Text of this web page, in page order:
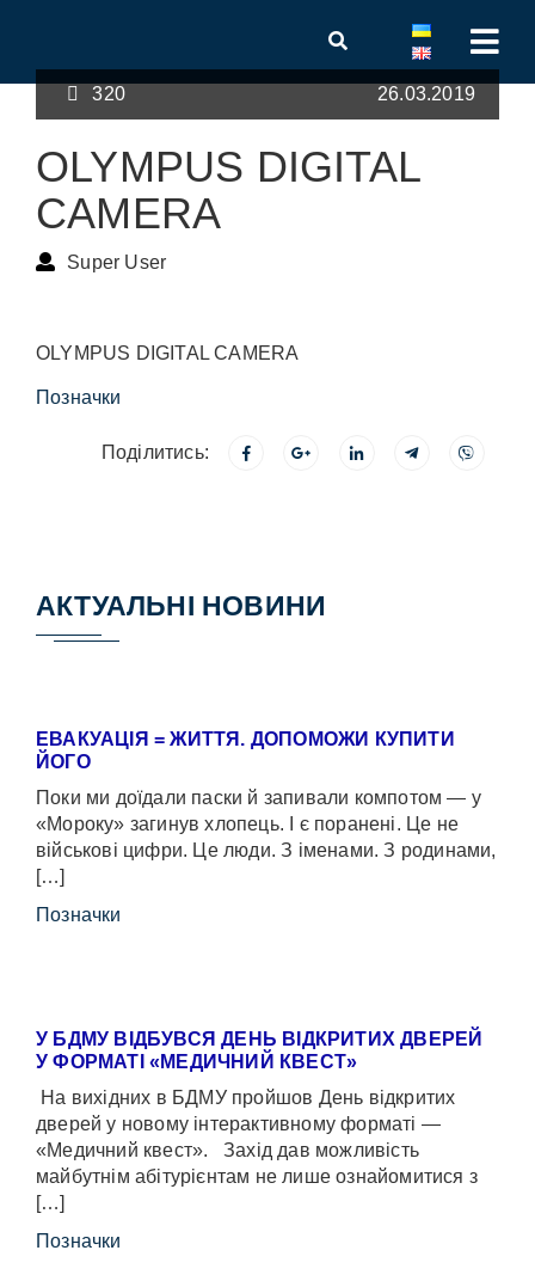
320 26.03.2019
OLYMPUS DIGITAL
CAMERA
Super User
OLYMPUS DIGITAL CAMERA
Позначки
Поділитись:
АКТУАЛЬНІ НОВИНИ
ЕВАКУАЦІЯ = ЖИТТЯ. ДОПОМОЖИ КУПИТИ
ЙОГО
Поки ми доїдали паски й запивали компотом — у
«Мороку» загинув хлопець. І є поранені. Це не
військові цифри. Це люди. З іменами. З родинами,
[…]
Позначки
У БДМУ ВІДБУВСЯ ДЕНЬ ВІДКРИТИХ ДВЕРЕЙ
У ФОРМАТІ «МЕДИЧНИЙ КВЕСТ»
На вихідних в БДМУ пройшов День відкритих
дверей у новому інтерактивному форматі —
«Медичний квест». Захід дав можливість
майбутнім абітурієнтам не лише ознайомитися з
[…]
Позначки